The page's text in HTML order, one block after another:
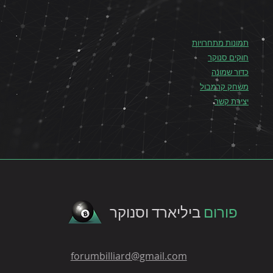
פורום ביליארד וסנוקר
forumbilliard@gmail.com
תמונות מתחרויות
חוקים סנוקר
כדור שמונה
משחק קרמבול
יצירת קשר